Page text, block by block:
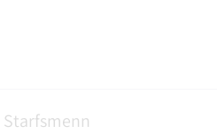
Starfsmenn